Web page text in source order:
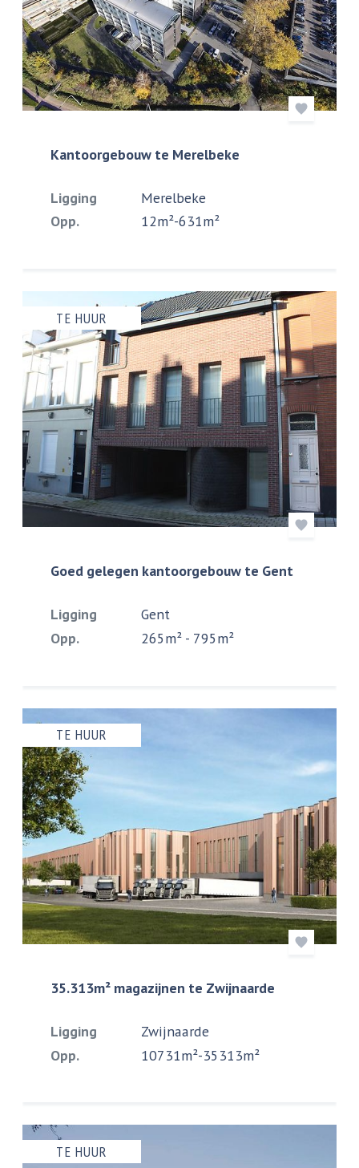
Kantoorgebouw te Merelbeke
Ligging
Merelbeke
Opp.
12m²-631m²
TE HUUR
Goed gelegen kantoorgebouw te Gent
Ligging
Gent
Opp.
265m² - 795m²
TE HUUR
35.313m² magazijnen te Zwijnaarde
Ligging
Zwijnaarde
Opp.
10731m²-35313m²
TE HUUR